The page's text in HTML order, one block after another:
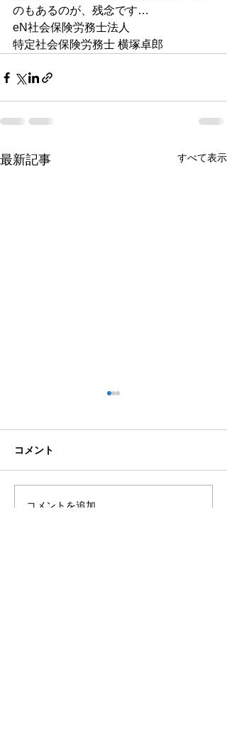
のもあるのが、残念です…
eN社会保険労務士法人
特定社会保険労務士 横塚卓郎
最新記事 すべて表示
こなれ感
コメント
コメントを追加…